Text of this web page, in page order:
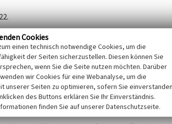
Staat). 2022.
1950er Jahre. 2021.
2021.
mbH (LMBV): Digitale
Cookies
einen technisch notwendige Cookies, um die
der Seiten sicherzustellen. Diesen können Sie
wenn Sie die Seite nutzen möchten. Darüber
wir Cookies für eine Webanalyse, um die
unserer Seiten zu optimieren, sofern Sie einverstanden
des Buttons erklären Sie Ihr Einverständnis.
finden Sie auf unserer Datenschutzseite.